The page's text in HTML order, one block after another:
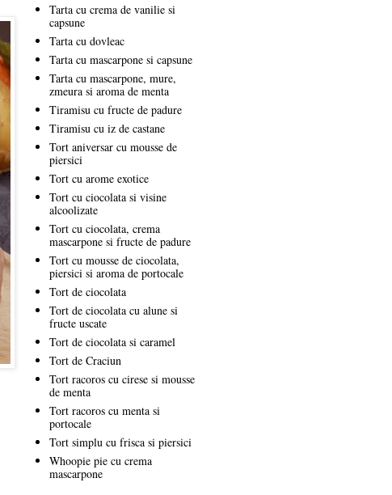
Tarta cu crema de vanilie si
capsune
Tarta cu dovleac
Tarta cu mascarpone si capsune
Tarta cu mascarpone, mure,
zmeura si aroma de menta
Tiramisu cu fructe de padure
Tiramisu cu iz de castane
Tort aniversar cu mousse de
piersici
Tort cu arome exotice
Tort cu ciocolata si visine
alcoolizate
Tort cu ciocolata, crema
mascarpone si fructe de padure
Tort cu mousse de ciocolata,
piersici si aroma de portocale
Tort de ciocolata
Tort de ciocolata cu alune si
fructe uscate
Tort de ciocolata si caramel
Tort de Craciun
Tort racoros cu cirese si mousse
de menta
Tort racoros cu menta si
portocale
Tort simplu cu frisca si piersici
Whoopie pie cu crema
mascarpone